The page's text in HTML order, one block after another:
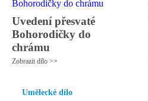
Uvedení přesvaté
Bohorodičky do
chrámu
Zobrazit dílo >>
Umělecké dílo